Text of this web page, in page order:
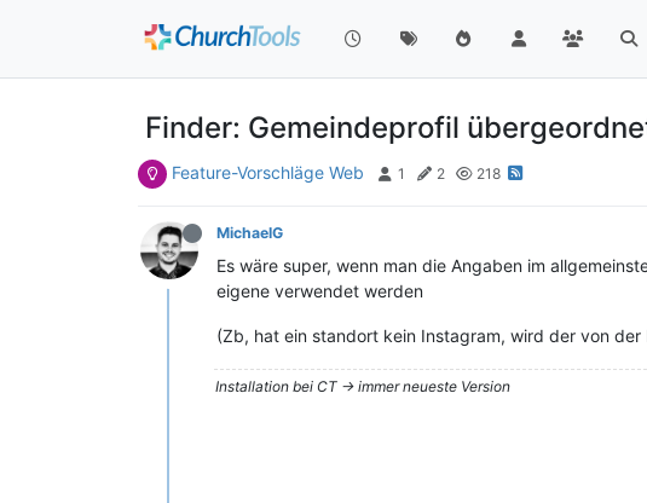
Finder: Gemeindeprofil
Feature-Vorschläge Web 1 2 218
MichaelG
Es wäre super, wenn man die Angaben im
eigene verwendet werden
(Zb, hat ein standort kein Instagram, wird der von
Installation bei CT -> immer neueste Version